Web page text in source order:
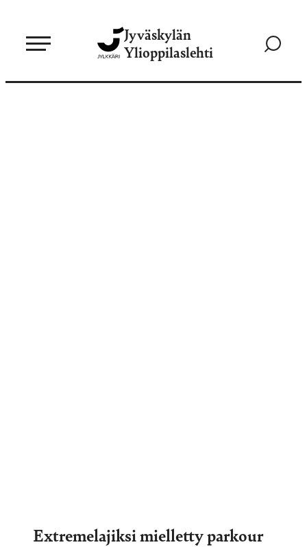
sisältöön
Jyväskylän
Ylioppilaslehti
Siirry
Extremelajiksi mielletty parkour